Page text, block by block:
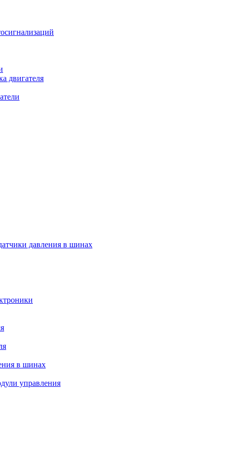
двигателя
давления в шинах
в шинах
управления